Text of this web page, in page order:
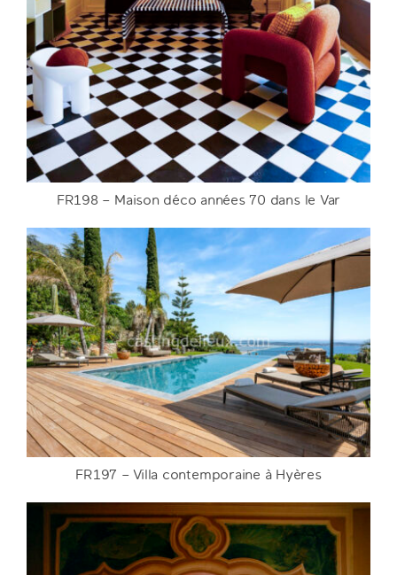
FR198 – Maison déco années 70 dans le Var
DETAILS
FR198 – Maison déco années 70 dans le Var
FR197 – Villa contemporaine à Hyères
FR197 – Villa contemporaine à Hyères